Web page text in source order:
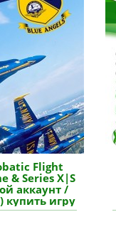
Flight
& Series X|S
аккаунт /
купить игру